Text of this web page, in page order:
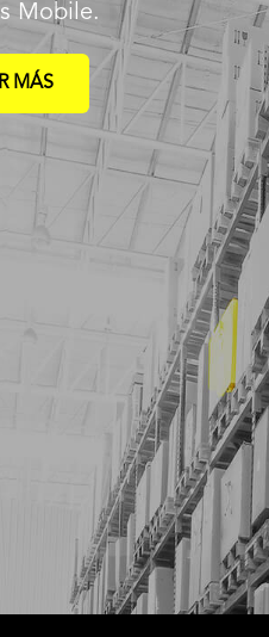
Mobile.
MÁS